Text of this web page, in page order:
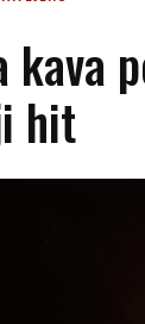
kava
hit